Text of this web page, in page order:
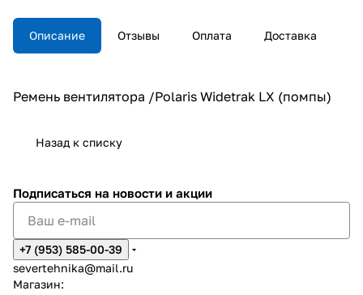
Описание Отзывы Оплата Доставка
Ремень вентилятора /Polaris Widetrak LX (помпы)
Назад к списку
Подписаться на новости и акции
+7 (953) 585-00-39
severtehnika@mail.ru
Магазин: